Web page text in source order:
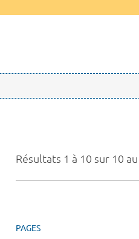
Résultats 1 à 10 sur 10
PAGES